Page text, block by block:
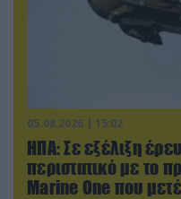
05.08.2026 | 15:02
ΗΠΑ: Σε εξέλιξη
περιστατικό με το
Marine One που